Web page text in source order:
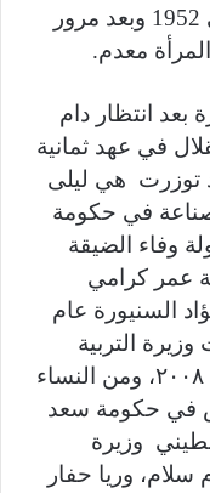
التي اعطى للمرأة حق الترشح في 1952 وبعد مرور
معدم.
انتظار دام
في عهد ثمانية
توزرت هي ليلى
في حكومة
الدولة وفاء الضيقة
عمر كرامي
السنيورة عام
وزيرة التربية
والتعليم في حكومة فؤاد السنيورة ٢٠٠٨، ومن النساء
في حكومة سعد
شبطيني وزيرة
وريا حفار